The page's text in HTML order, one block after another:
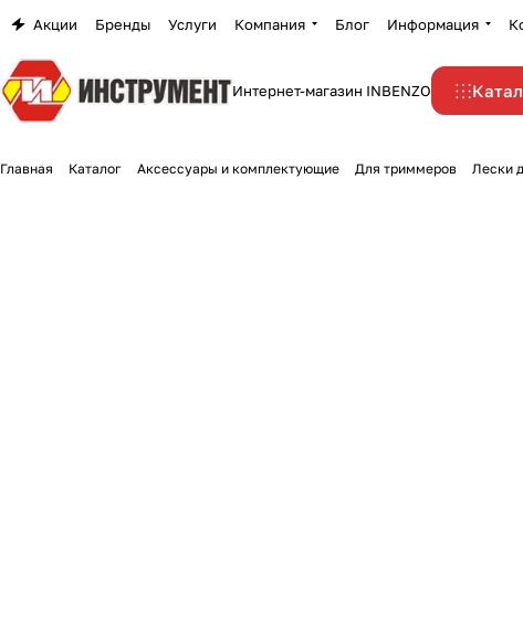
Акции Бренды Услуги Компания Блог Информация
Интернет-магазин INBENZO
Главная Каталог Аксессуары и комплектующие Для триммеров Лески